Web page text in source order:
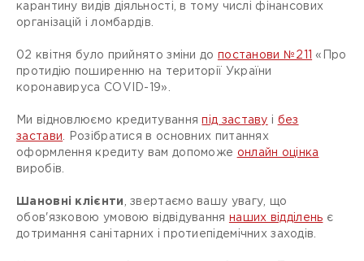
карантину видів діяльності, в тому числі фінансових
організацій і ломбардів.
02 квітня було прийнято зміни до постанови №211
«Про
протидію поширенню на території України
коронавируса СОVID-19».
Ми відновлюємо кредитуванняпід заставу і без
застави . Розібратися в основних питаннях
оформлення кредиту вам допоможе онлайн оцінка
виробів.
Шановні клієнти
, звертаємо вашу увагу, що
обов'язковою умовою відвідування наших відділень є
дотримання санітарних і протиепідемічних заходів.